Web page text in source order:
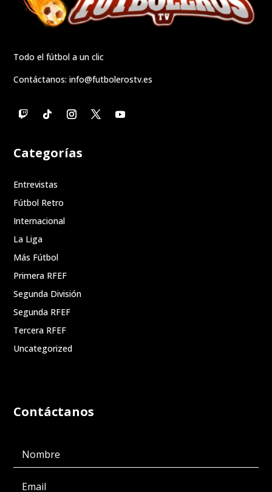
Todo el fútbol a un clic
Contáctanos:info@futbolerostv.es
Categorías
Entrevistas
Fútbol Retro
Internacional
La Liga
Más Fútbol
Primera RFEF
Segunda División
Segunda RFEF
Tercera RFEF
Uncategorized
Contáctanos